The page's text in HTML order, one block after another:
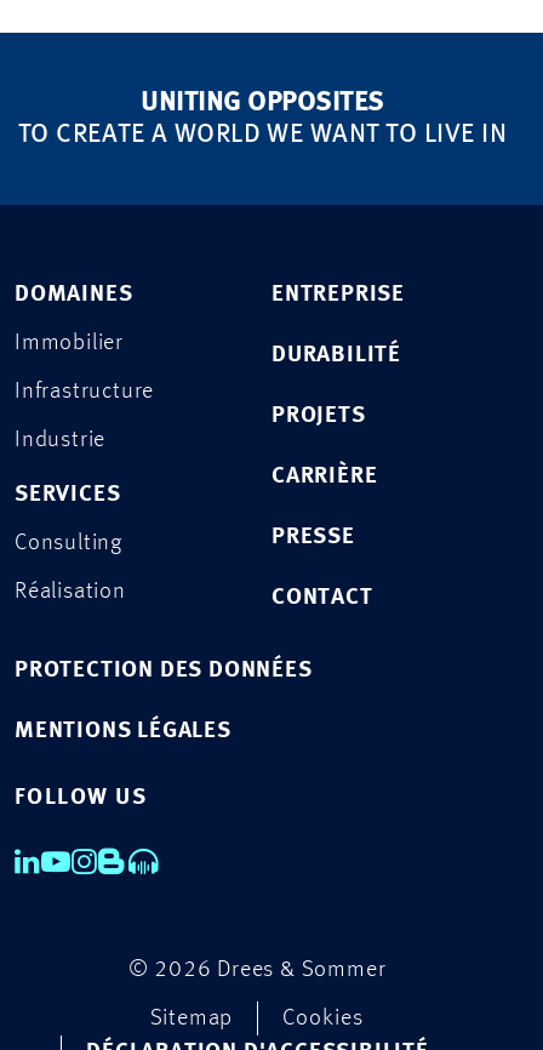
UNITING OPPOSITES
TO CREATE A WORLD WE WANT TO LIVE IN
DOMAINES
Immobilier
Infrastructure
Industrie
SERVICES
Consulting
Réalisation
ENTREPRISE
DURABILITÉ
PROJETS
CARRIÈRE
PRESSE
CONTACT
PROTECTION DES DONNÉES
MENTIONS LÉGALES
FOLLOW US
© 2026 Drees & Sommer
Sitemap
Cookies